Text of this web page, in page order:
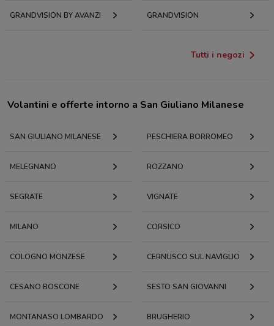
GRANDVISION BY AVANZI GRANDVISION
Tutti i negozi
Volantini e offerte intorno a San Giuliano Milanese
SAN GIULIANO MILANESE PESCHIERA BORROMEO
MELEGNANO ROZZANO
SEGRATE VIGNATE
MILANO CORSICO
COLOGNO MONZESE CERNUSCO SUL NAVIGLIO
CESANO BOSCONE SESTO SAN GIOVANNI
MONTANASO LOMBARDO BRUGHERIO